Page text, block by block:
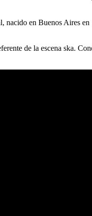
nacido en Buenos Aires
de la escena ska.